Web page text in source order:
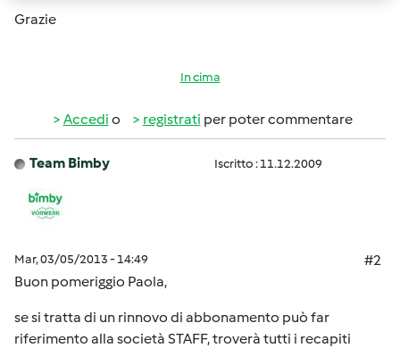
Grazie
In cima
Accedi o registrati per poter commentare
Team Bimby Iscritto : 11.12.2009
Mar, 03/05/2013 - 14:49
#2
Buon pomeriggio Paola,
se si tratta di un rinnovo di abbonamento può far
riferimento alla società STAFF, troverà tutti i recapiti